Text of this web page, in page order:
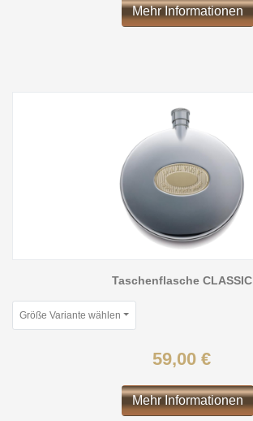
Mehr Informationen
Taschenflasche CLASSIC
Größe Variante wählen
59,00 €
Mehr Informationen